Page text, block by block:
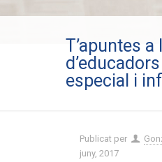
T’apuntes a
especial i
Publicat per
juny, 2017